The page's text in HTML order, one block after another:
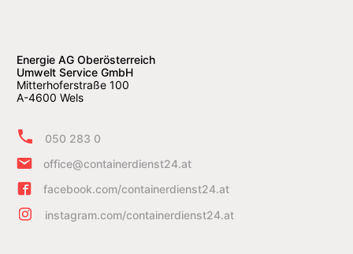
Energie AG Oberösterreich
Umwelt Service GmbH
Mitterhoferstraße 100
A-4600 Wels
050 283 0
office@containerdienst24.at
facebook.com/containerdienst24.at
instagram.com/containerdienst24.at